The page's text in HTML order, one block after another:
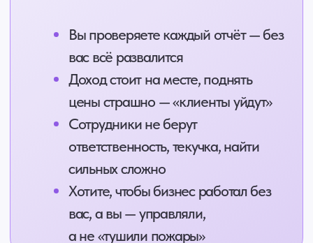
в управленца
Как выстроить систему в своей
компании и у клиентов
Как управлять деньгами,
а не просто учитывать